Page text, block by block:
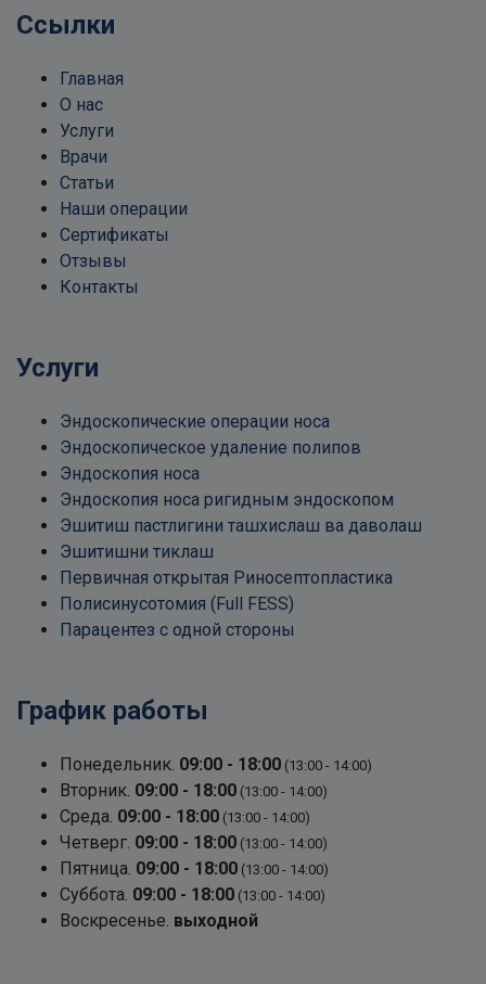
Ссылки
Главная
О нас
Услуги
Врачи
Статьи
Наши операции
Сертификаты
Отзывы
Контакты
Услуги
Эндоскопические операции носа
Эндоскопическое удаление полипов
Эндоскопия носа
Эндоскопия носа ригидным эндоскопом
Эшитиш пастлигини ташхислаш ва даволаш
Эшитишни тиклаш
Первичная открытая Риносептопластика
Полисинусотомия (Full FESS)
Парацентез с одной стороны
График работы
Понедельник. 09:00 - 18:00 (13:00 - 14:00)
Вторник. 09:00 - 18:00 (13:00 - 14:00)
Среда. 09:00 - 18:00 (13:00 - 14:00)
Четверг. 09:00 - 18:00 (13:00 - 14:00)
Пятница. 09:00 - 18:00 (13:00 - 14:00)
Суббота. 09:00 - 18:00 (13:00 - 14:00)
Воскресенье. выходной